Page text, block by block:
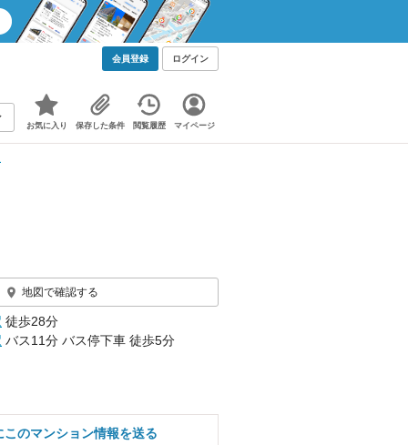
会員登録 ログイン
お気に入り 保存した条件 閲覧履歴 マイページ
地図で確認する
徒歩28分
バス11分 バス停下車 徒歩5分
のマンション情報を送る